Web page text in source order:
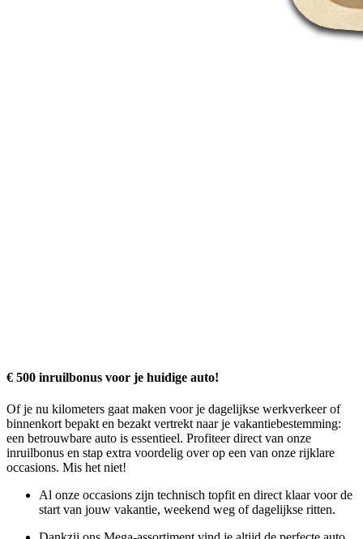
€ 500 inruilbonus voor je huidige auto!
Of je nu kilometers gaat maken voor je dagelijkse werkverkeer of
binnenkort bepakt en bezakt vertrekt naar je vakantiebestemming:
een betrouwbare auto is essentieel. Profiteer direct van onze
inruilbonus en stap extra voordelig over op een van onze rijklare
occasions. Mis het niet!
Al onze occasions zijn technisch topfit en direct klaarvoor de
start van jouw vakantie, weekend weg of dagelijkse ritten.